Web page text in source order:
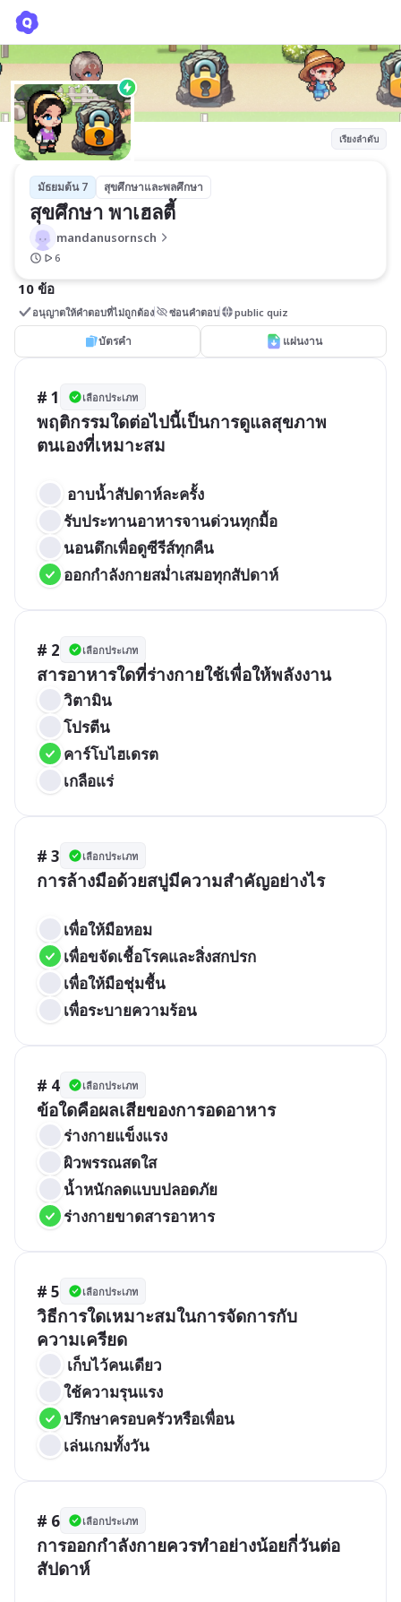
เรียงลำดับ
มัธยมต้น 7 สุขศึกษาและพลศึกษา
สุขศึกษา พาเฮลตี้
mandanusornsch
6
10 ข้อ
อนุญาตให้คำตอบที่ไม่ถูกต้อง ซ่อนคำตอบ public quiz
บัตรคำ แผ่นงาน
# 1 เลือกประเภท
พฤติกรรมใดต่อไปนี้เป็นการดูแลสุขภาพ
ตนเองที่เหมาะสม
อาบน้ำสัปดาห์ละครั้ง
รับประทานอาหารจานด่วนทุกมื้อ
นอนดึกเพื่อดูซีรีส์ทุกคืน
ออกกำลังกายสม่ำเสมอทุกสัปดาห์
# 2 เลือกประเภท
สารอาหารใดที่ร่างกายใช้เพื่อให้พลังงาน
วิตามิน
โปรตีน
คาร์โบไฮเดรต
เกลือแร่
# 3 เลือกประเภท
การล้างมือด้วยสบู่มีความสำคัญอย่างไร
เพื่อให้มือหอม
เพื่อขจัดเชื้อโรคและสิ่งสกปรก
เพื่อให้มือชุ่มชื้น
เพื่อระบายความร้อน
# 4 เลือกประเภท
ร่างกายแข็งแรง
ผิวพรรณสดใส
น้ำหนักลดแบบปลอดภัย
ร่างกายขาดสารอาหาร
# 5 เลือกประเภท
วิธีการใดเหมาะสมในการจัดการกับ
ความเครียด
เก็บไว้คนเดียว
ใช้ความรุนแรง
ปรึกษาครอบครัวหรือเพื่อน
เล่นเกมทั้งวัน
# 6 เลือกประเภท
การออกกำลังกายควรทำอย่างน้อยกี่วันต่อ
สัปดาห์